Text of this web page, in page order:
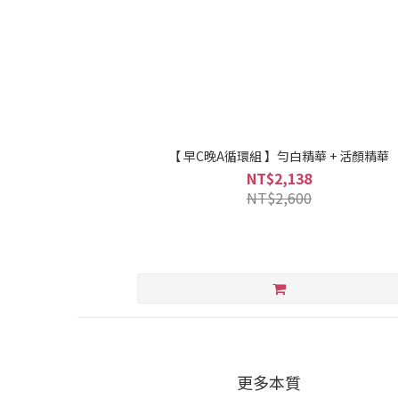
【 早C晚A循環組 】勻白精華 + 活顏精華
NT$2,138
NT$2,600
更多本質